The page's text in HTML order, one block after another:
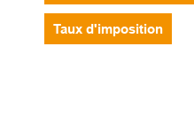
Taux d'imposition